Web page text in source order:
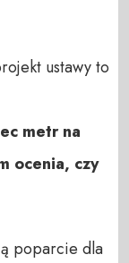
ustawy to
metr na
ocenia, czy
poparcie dla